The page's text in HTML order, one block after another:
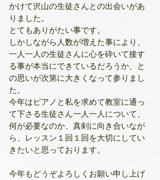
かけて沢山の生徒さんとの出会いがあ
りました。
とてもありがたい事です。
しかしながら人数が増えた事により、
一人一人の生徒さんに心を砕いて接す
る事が本当にできているだろうか、と
の思いが次第に大きくなって参りまし
た。
今年はピアノと私を求めて教室に通っ
て下さる生徒さん一人一人について、
何が必要なのか、真剣に向き合いなが
ら、レッスン１回１回を大切にしてい
きたいと思っております。
今年もどうぞよろしくお願い申し上げ